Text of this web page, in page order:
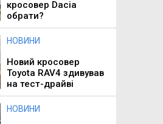
кросовер Dacia
обрати?
НОВИНИ
Новий кросовер
Toyota RAV4 здивував
на тест-драйві
НОВИНИ